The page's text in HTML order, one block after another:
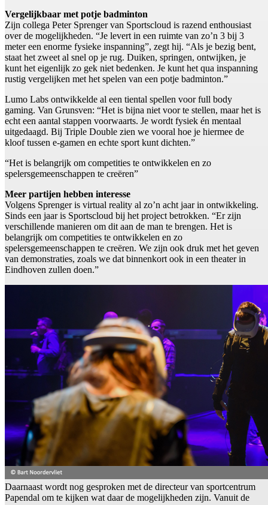
Vergelijkbaar met potje badminton
Zijn collega Peter Sprenger van Sportscloud is razend enthousiast
over de mogelijkheden. “Je levert in een ruimte van zo’n 3 bij 3
meter een enorme fysieke inspanning”, zegt hij. “Als je bezig bent,
staat het zweet al snel op je rug. Duiken, springen, ontwijken, je
kunt het eigenlijk zo gek niet bedenken. Je kunt het qua inspanning
rustig vergelijken met het spelen van een potje badminton.”
Lumo Labs ontwikkelde al een tiental spellen voor full body
gaming. Van Grunsven: “Het is bijna niet voor te stellen, maar het is
echt een aantal stappen voorwaarts. Je wordt fysiek én mentaal
uitgedaagd. Bij Triple Double zien we vooral hoe je hiermee de
kloof tussen e-gamen en echte sport kunt dichten.”
“Het is belangrijk om competities te ontwikkelen en zo
spelersgemeenschappen te creëren”
Meer partijen hebben interesse
Volgens Sprenger is virtual reality al zo’n acht jaar in ontwikkeling.
Sinds een jaar is Sportscloud bij het project betrokken. “Er zijn
verschillende manieren om dit aan de man te brengen. Het is
belangrijk om competities te ontwikkelen en zo
spelersgemeenschappen te creëren. We zijn ook druk met het geven
van demonstraties, zoals we dat binnenkort ook in een theater in
Eindhoven zullen doen.”
Daarnaast wordt nog gesproken met de directeur van sportcentrum
Papendal om te kijken wat daar de mogelijkheden zijn. Vanuit de